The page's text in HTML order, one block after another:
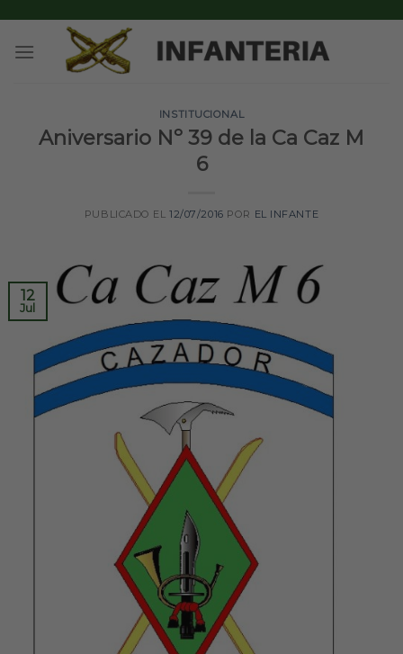
content
INSTITUCIONAL
Aniversario Nº 39 de la Ca Caz M
6
PUBLICADO EL12/07/2016 POR EL INFANTE
12
Jul